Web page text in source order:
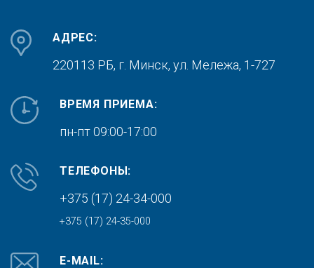
АДРЕС:
220113 РБ, г. Минск, ул. Мележа, 1-727
ВРЕМЯ ПРИЕМА:
пн-пт 09:00-17:00
ТЕЛЕФОНЫ:
+375 (17) 24-34-000
+375 (17) 24-35-000
E-MAIL: